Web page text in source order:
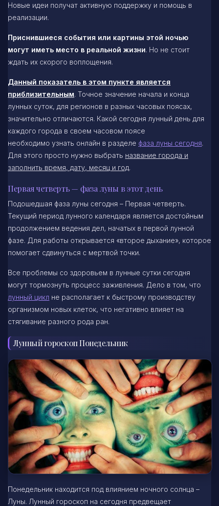
Новые идеи получат активную поддержку и помощь в
реализации.
Приснившиеся события или картины этой ночью
могут иметь место в реальной жизни. Но не стоит
ждать их скорого воплощения.
Данный показатель в этом пункте является
приблизительным. Точное значение начала и конца
лунных суток, для регионов в разных часовых поясах,
значительно отличаются. Какой сегодня лунный день для
каждого города в своем часовом поясе
необходимо узнать онлайн в разделе фаза луны сегодня.
Для этого просто нужно выбрать название города и
заполнить время, дату, месяц и год.
Первая четверть — фаза луны в этот день
Подошедшая фаза луны сегодня – Первая четверть.
Текущий период лунного календаря является достойным
продолжением ведения дел, начатых в первой лунной
фазе. Для работы открывается «второе дыхание», которое
помогает сдвинуться с мертвой точки.
Все проблемы со здоровьем в лунные сутки сегодня
могут тормознуть процесс заживления. Дело в том, что
лунный цикл не располагает к быстрому производству
организмом новых клеток, что негативно влияет на
стягивание разного рода ран.
Лунный гороскоп Понедельник
Понедельник находится под влиянием ночного солнца –
Луны. Лунный гороскоп на сегодня предвещает